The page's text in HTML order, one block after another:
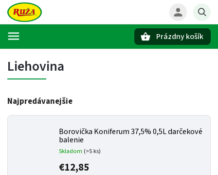
Prázdny košík
Liehovina
Najpredávanejšie
Borovička Koniferum 37,5% 0,5L darčekové
balenie
Skladom (>5 ks)
€12,85